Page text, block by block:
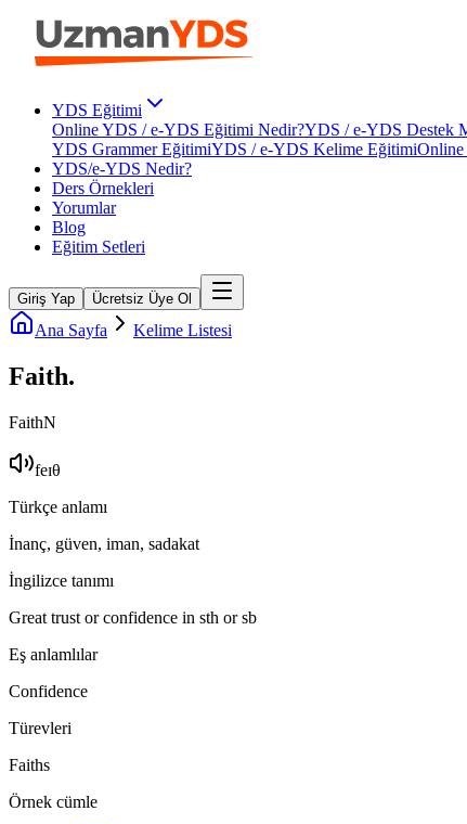
YDS Eğitimi
Online YDS / e-YDS Eğitimi Nedir?YDS / e-YDS Destek
YDS Grammer EğitimiYDS / e-YDS Kelime EğitimiOnline
YDS/e-YDS Nedir?
Ders Örnekleri
Yorumlar
Blog
Eğitim Setleri
Giriş Yap Ücretsiz Üye Ol
Ana Sayfa Kelime Listesi
Faith.
FaithN
feɪθ
Türkçe anlamı
İnanç, güven, iman, sadakat
İngilizce tanımı
Great trust or confidence in sth or sb
Eş anlamlılar
Confidence
Türevleri
Faiths
Örnek cümle